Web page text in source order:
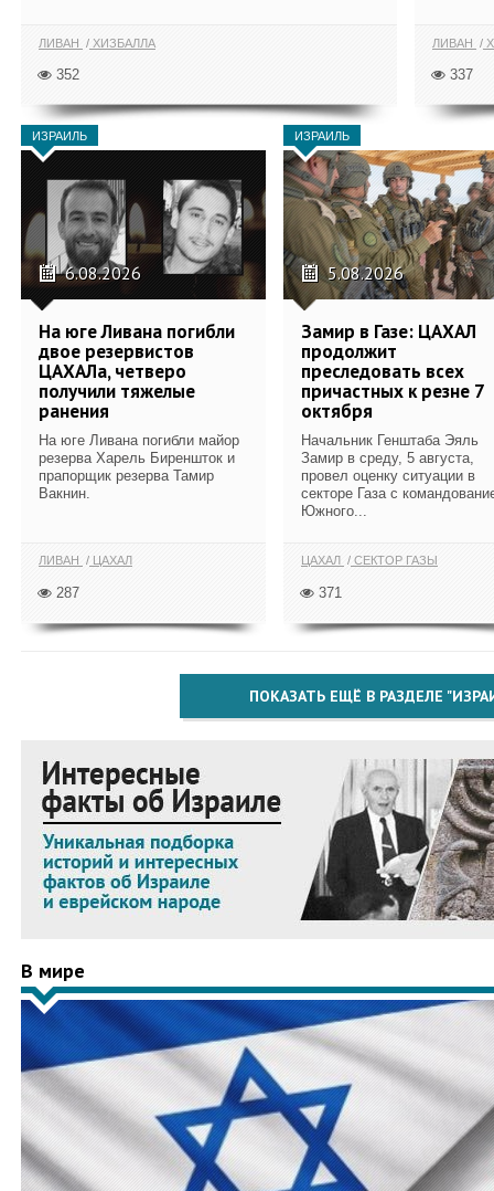
ЛИВАН ХИЗБАЛЛА
352
ЛИВАН
337
ИЗРАИЛЬ
6.08.2026
На юге Ливана погибли
двое резервистов
ЦАХАЛа, четверо
получили тяжелые
ранения
На юге Ливана погибли майор
резерва Харель Биреншток и
прапорщик резерва Тамир
Вакнин.
ЛИВАН ЦАХАЛ
287
ИЗРАИЛЬ
5.08.2026
Замир в Газе: ЦАХАЛ
продолжит
преследовать всех
причастных к резне 7
октября
Начальник Генштаба Эяль
Замир в среду, 5 августа,
провел оценку ситуации в
секторе Газа с
Южного...
ЦАХАЛ СЕКТОР ГАЗЫ
371
ПОКАЗАТЬ ЕЩЁ В РАЗДЕЛЕ
В мире